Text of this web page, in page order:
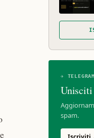
✈ TELEGRAM
Unisciti
spam.